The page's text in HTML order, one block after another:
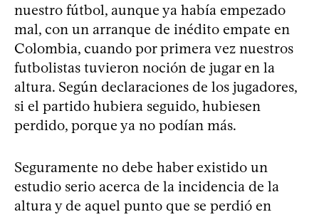
nuestro fútbol, aunque ya había empezado
mal, con un arranque de inédito empate en
Colombia, cuando por primera vez nuestros
futbolistas tuvieron noción de jugar en la
altura. Según declaraciones de los jugadores,
si el partido hubiera seguido, hubiesen
perdido, porque ya no podían más.
Seguramente no debe haber existido un
estudio serio acerca de la incidencia de la
altura y de aquel punto que se perdió en